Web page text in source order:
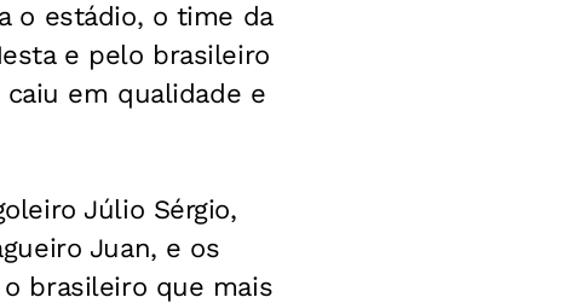
o estádio, o time da
e pelo brasileiro
em qualidade e
Júlio Sérgio,
Juan, e os
brasileiro que mais